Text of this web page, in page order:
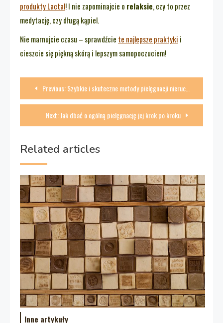
produkty Lactal! I nie zapominajcie o relaksie, czy to przez
medytację, czy długą kąpiel.
Nie marnujcie czasu – sprawdźcie te najlepsze praktyki i
cieszcie się piękną skórą i lepszym samopoczuciem!
Nawigacja
wpisu
Previous:Szybkie i skuteczne metody pielęgnacji nieruchomości
Next:Jak dbać o ogólną pielęgnację jej krok po kroku
Related articles
Inne artykuły